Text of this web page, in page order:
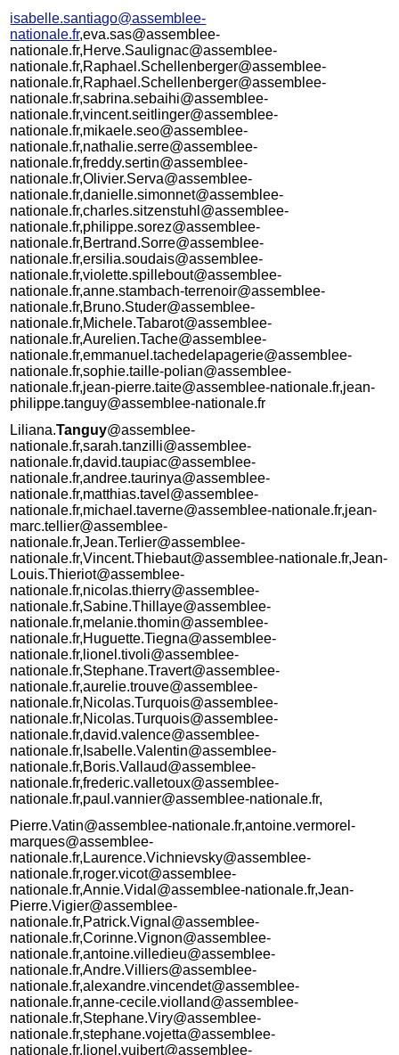
isabelle.santiago@assemblee-
nationale.fr,eva.sas@assemblee-
nationale.fr,Herve.Saulignac@assemblee-
nationale.fr,Raphael.Schellenberger@assemblee-
nationale.fr,Raphael.Schellenberger@assemblee-
nationale.fr,sabrina.sebaihi@assemblee-
nationale.fr,vincent.seitlinger@assemblee-
nationale.fr,mikaele.seo@assemblee-
nationale.fr,nathalie.serre@assemblee-
nationale.fr,freddy.sertin@assemblee-
nationale.fr,Olivier.Serva@assemblee-
nationale.fr,danielle.simonnet@assemblee-
nationale.fr,charles.sitzenstuhl@assemblee-
nationale.fr,philippe.sorez@assemblee-
nationale.fr,Bertrand.Sorre@assemblee-
nationale.fr,ersilia.soudais@assemblee-
nationale.fr,violette.spillebout@assemblee-
nationale.fr,anne.stambach-terrenoir@assemblee-
nationale.fr,Bruno.Studer@assemblee-
nationale.fr,Michele.Tabarot@assemblee-
nationale.fr,Aurelien.Tache@assemblee-
nationale.fr,emmanuel.tachedelapagerie@assemblee-
nationale.fr,sophie.taille-polian@assemblee-
nationale.fr,jean-pierre.taite@assemblee-nationale.fr,jean-
philippe.tanguy@assemblee-nationale.fr
Liliana.Tanguy@assemblee-
nationale.fr,sarah.tanzilli@assemblee-
nationale.fr,david.taupiac@assemblee-
nationale.fr,andree.taurinya@assemblee-
nationale.fr,matthias.tavel@assemblee-
nationale.fr,michael.taverne@assemblee-nationale.fr,jean-
marc.tellier@assemblee-
nationale.fr,Jean.Terlier@assemblee-
nationale.fr,Vincent.Thiebaut@assemblee-nationale.fr,Jean-
Louis.Thieriot@assemblee-
nationale.fr,nicolas.thierry@assemblee-
nationale.fr,Sabine.Thillaye@assemblee-
nationale.fr,melanie.thomin@assemblee-
nationale.fr,Huguette.Tiegna@assemblee-
nationale.fr,lionel.tivoli@assemblee-
nationale.fr,Stephane.Travert@assemblee-
nationale.fr,aurelie.trouve@assemblee-
nationale.fr,Nicolas.Turquois@assemblee-
nationale.fr,Nicolas.Turquois@assemblee-
nationale.fr,david.valence@assemblee-
nationale.fr,Isabelle.Valentin@assemblee-
nationale.fr,Boris.Vallaud@assemblee-
nationale.fr,frederic.valletoux@assemblee-
nationale.fr,paul.vannier@assemblee-nationale.fr,
Pierre.Vatin@assemblee-nationale.fr,antoine.vermorel-
marques@assemblee-
nationale.fr,Laurence.Vichnievsky@assemblee-
nationale.fr,roger.vicot@assemblee-
nationale.fr,Annie.Vidal@assemblee-nationale.fr,Jean-
Pierre.Vigier@assemblee-
nationale.fr,Patrick.Vignal@assemblee-
nationale.fr,Corinne.Vignon@assemblee-
nationale.fr,antoine.villedieu@assemblee-
nationale.fr,Andre.Villiers@assemblee-
nationale.fr,alexandre.vincendet@assemblee-
nationale.fr,anne-cecile.violland@assemblee-
nationale.fr,Stephane.Viry@assemblee-
nationale.fr,stephane.vojetta@assemblee-
nationale.fr,lionel.vuibert@assemblee-